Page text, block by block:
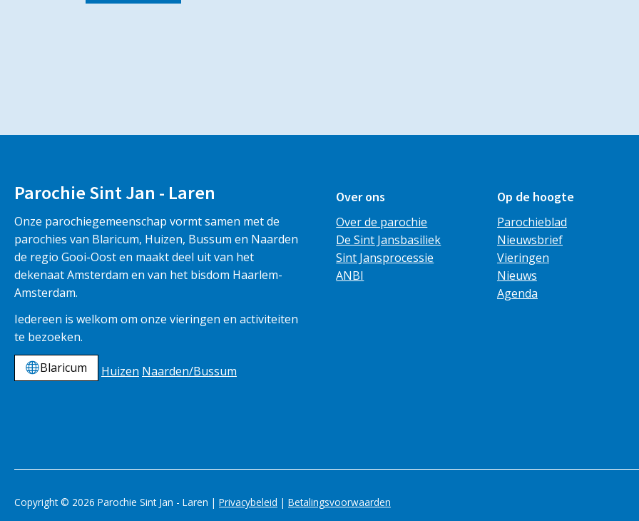
Parochie Sint Jan - Laren
Onze parochiegemeenschap vormt samen met de
parochies van Blaricum, Huizen, Bussum en Naarden
de regio Gooi-Oost en maakt deel uit van het
dekenaat Amsterdam en van het bisdom Haarlem-
Amsterdam.
Iedereen is welkom om onze vieringen en activiteiten
te bezoeken.
Blaricum
Huizen Naarden/Bussum
Over ons
Over de parochie
De Sint Jansbasiliek
Sint Jansprocessie
ANBI
Op de hoogte
Parochieblad
Nieuwsbrief
Vieringen
Nieuws
Agenda
Copyright © 2026 Parochie Sint Jan - Laren | Privacybeleid | Betalingsvoorwaarden